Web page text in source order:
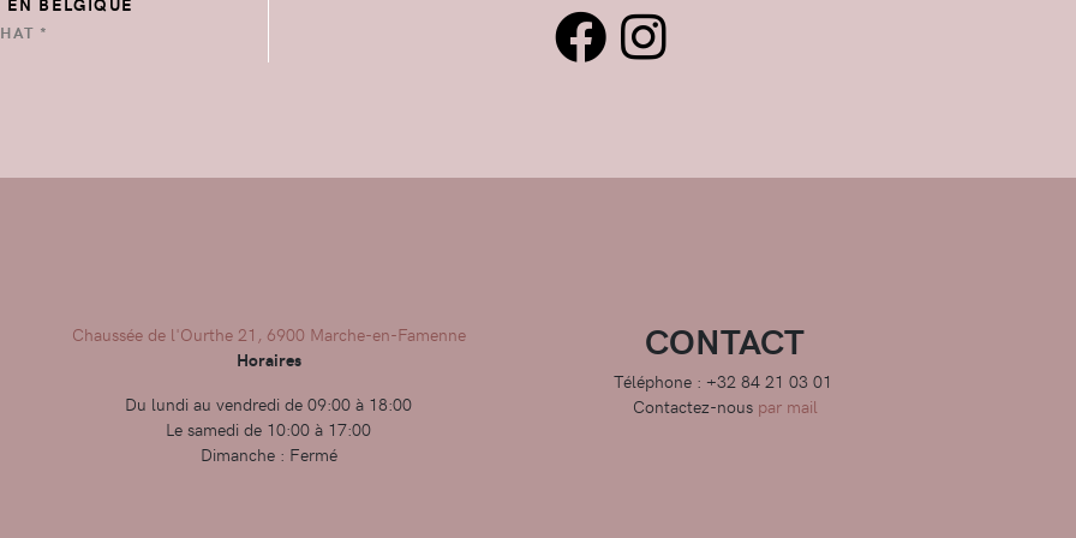
*
Chaussée de l'Ourthe 21, 6900 Marche-en-Famenne
Horaires
Du lundi au vendredi de 09:00 à 18:00
Le samedi de 10:00 à 17:00
Dimanche : Fermé
CONTACT
Téléphone : +32 84 21 03 01
Contactez-nous par mail